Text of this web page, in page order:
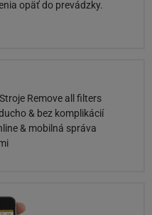
opäť do prevádzky.
Remove all filters
& bez komplikácií
& mobilná správa